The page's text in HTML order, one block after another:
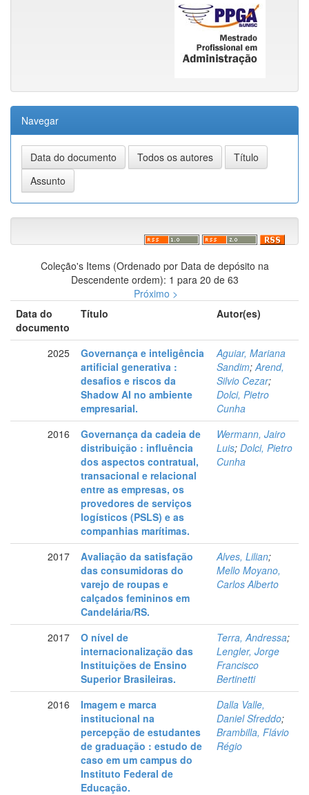
Navegar
Coleção's Items (Ordenado por Data de depósito na
Descendente ordem): 1 para 20 de 63
Próximo >
Data do
documento
Título Autor(es)
2025
Governança e inteligência
artificial generativa :
desafios e riscos da
Shadow AI no ambiente
empresarial.
Aguiar, Mariana
Sandim;Arend,
Silvio Cezar;
Dolci, Pietro
Cunha
2016
Governança da cadeia de
distribuição : influência
dos aspectos contratual,
transacional e relacional
entre as empresas, os
provedores de serviços
logísticos (PSLS) e as
companhias marítimas.
Wermann, Jairo
Luis; Dolci, Pietro
Cunha
2017
Avaliação da satisfação
das consumidoras do
varejo de roupas e
calçados femininos em
Candelária/RS.
Alves, Lilian;
Mello Moyano,
Carlos Alberto
2017
O nível de
internacionalização das
Instituições de Ensino
Superior Brasileiras.
Terra, Andressa;
Lengler, Jorge
Francisco
Bertinetti
2016
Imagem e marca
institucional na
percepção de estudantes
de graduação : estudo de
caso em um campus do
Instituto Federal de
Educação.
Dalla Valle,
Daniel Sfreddo;
Brambilla, Flávio
Régio